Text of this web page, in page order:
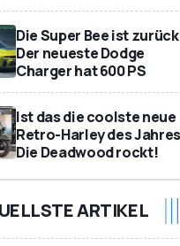
Die Super Bee ist
Der neueste Dodge
Charger hat 600 PS
Ist das die coolste neue
Retro-Harley des
Die Deadwood rockt!
ARTIKEL